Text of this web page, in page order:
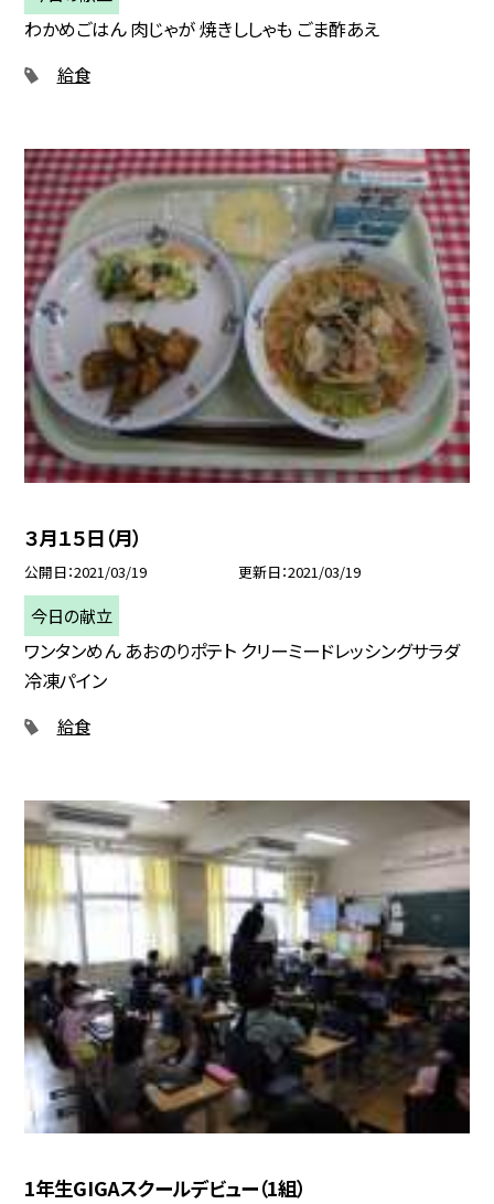
わかめごはん 肉じゃが 焼きししゃも ごま酢あえ
給食
３月１５日（月）
公開日 2021/03/19 更新日 2021/03/19
今日の献立
ワンタンめん あおのりポテト クリーミードレッシングサラダ
冷凍パイン
給食
1年生GIGAスクールデビュー（1組）